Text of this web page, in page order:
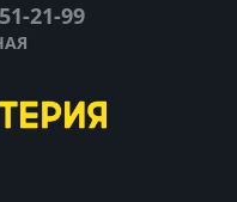
21-99